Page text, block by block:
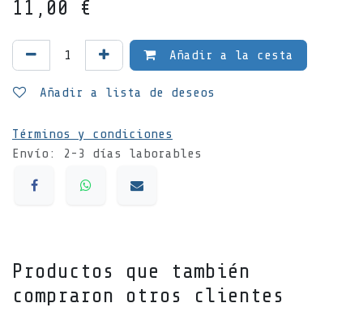
11,00 €
Añadir a la cesta
Añadir a lista de deseos
Términos y condiciones
Envío: 2-3 días laborables
Productos que también
compraron otros clientes